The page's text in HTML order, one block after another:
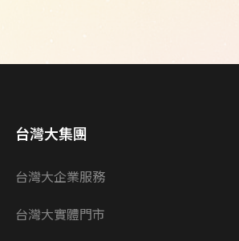
台灣大集團
台灣大企業服務
台灣大實體門市